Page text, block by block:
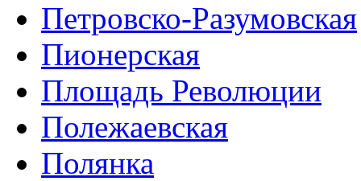
Петровско-Разумовская
Пионерская
Площадь Революции
Полежаевская
Полянка